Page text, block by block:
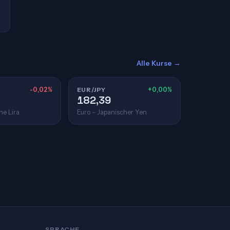
Alle Kurse →
-0,02%
Lira
EUR/JPY +0,00%
182,39
Euro – Japanischer Yen